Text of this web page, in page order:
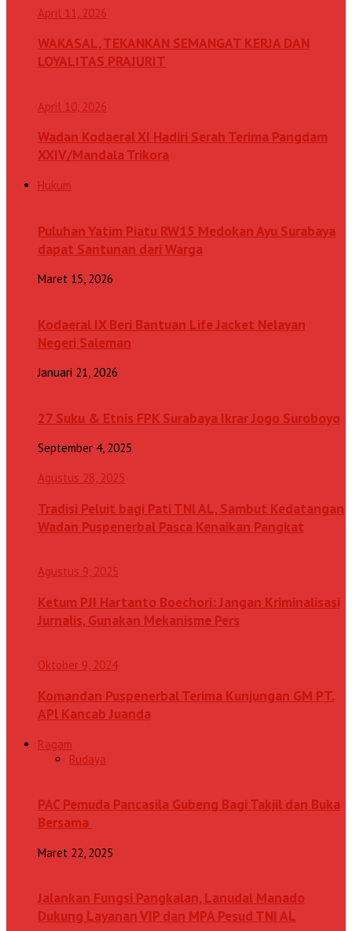
April 11, 2026
WAKASAL, TEKANKAN SEMANGAT KERJA DAN
LOYALITAS PRAJURIT
April 10, 2026
Wadan Kodaeral XI Hadiri Serah Terima Pangdam
XXIV/Mandala Trikora
Hukum
Puluhan Yatim Piatu RW15 Medokan Ayu Surabaya
dapat Santunan dari Warga
Maret 15, 2026
Kodaeral IX Beri Bantuan Life Jacket Nelayan
Negeri Saleman
Januari 21, 2026
27 Suku & Etnis FPK Surabaya Ikrar Jogo Suroboyo
September 4, 2025
Agustus 28, 2025
Tradisi Peluit bagi Pati TNl AL, Sambut Kedatangan
Wadan Puspenerbal Pasca Kenaikan Pangkat
Agustus 9, 2025
Ketum PJI Hartanto Boechori: Jangan Kriminalisasi
Jurnalis, Gunakan Mekanisme Pers
Oktober 9, 2024
Komandan Puspenerbal Terima Kunjungan GM PT.
APl Kancab Juanda
Ragam
Budaya
PAC Pemuda Pancasila Gubeng Bagi Takjil dan Buka
Bersama
Maret 22, 2025
Jalankan Fungsi Pangkalan, Lanudal Manado
Dukung Layanan VIP dan MPA Pesud TNI AL